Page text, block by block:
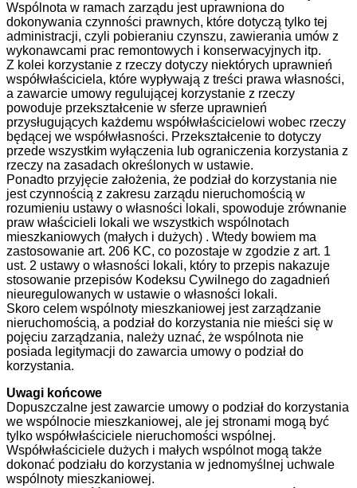
Wspólnota w ramach zarządu jest uprawniona do
dokonywania czynności prawnych, które dotyczą tylko tej
administracji, czyli pobieraniu czynszu, zawierania umów z
wykonawcami prac remontowych i konserwacyjnych itp.
Z kolei korzystanie z rzeczy dotyczy niektórych uprawnień
współwłaściciela, które wypływają z treści prawa własności,
a zawarcie umowy regulującej korzystanie z rzeczy
powoduje przekształcenie w sferze uprawnień
przysługujących każdemu współwłaścicielowi wobec rzeczy
będącej we współwłasności. Przekształcenie to dotyczy
przede wszystkim wyłączenia lub ograniczenia korzystania z
rzeczy na zasadach określonych w ustawie.
Ponadto przyjęcie założenia, że podział do korzystania nie
jest czynnością z zakresu zarządu nieruchomością w
rozumieniu ustawy o własności lokali, spowoduje zrównanie
praw właścicieli lokali we wszystkich wspólnotach
mieszkaniowych (małych i dużych) . Wtedy bowiem ma
zastosowanie art. 206 KC, co pozostaje w zgodzie z art. 1
ust. 2 ustawy o własności lokali, który to przepis nakazuje
stosowanie przepisów Kodeksu Cywilnego do zagadnień
nieuregulowanych w ustawie o własności lokali.
Skoro celem wspólnoty mieszkaniowej jest zarządzanie
nieruchomością, a podział do korzystania nie mieści się w
pojęciu zarządzania, należy uznać, że wspólnota nie
posiada legitymacji do zawarcia umowy o podział do
korzystania.
Uwagi końcowe
Dopuszczalne jest zawarcie umowy o podział do korzystania
we wspólnocie mieszkaniowej, ale jej stronami mogą być
tylko współwłaściciele nieruchomości wspólnej.
Współwłaściciele dużych i małych wspólnot mogą także
dokonać podziału do korzystania w jednomyślnej uchwale
wspólnoty mieszkaniowej.